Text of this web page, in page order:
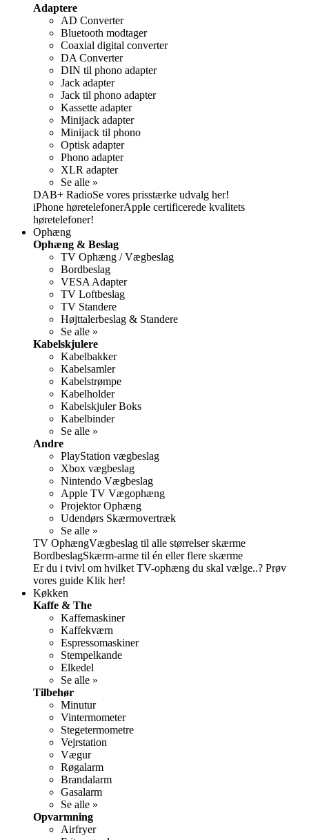
Adaptere
AD Converter
Bluetooth modtager
Coaxial digital converter
DA Converter
DIN til phono adapter
Jack adapter
Jack til phono adapter
Kassette adapter
Minijack adapter
Minijack til phono
Optisk adapter
Phono adapter
XLR adapter
Se alle »
DAB+ RadioSe vores prisstærke udvalg her!
iPhone høretelefonerApple certificerede kvalitets
høretelefoner!
Ophæng
Ophæng & Beslag
TV Ophæng / Vægbeslag
Bordbeslag
VESA Adapter
TV Loftbeslag
TV Standere
Højttalerbeslag & Standere
Se alle »
Kabelskjulere
Kabelbakker
Kabelsamler
Kabelstrømpe
Kabelholder
Kabelskjuler Boks
Kabelbinder
Se alle »
Andre
PlayStation vægbeslag
Xbox vægbeslag
Nintendo Vægbeslag
Apple TV Vægophæng
Projektor Ophæng
Udendørs Skærmovertræk
Se alle »
TV OphængVægbeslag til alle størrelser skærme
BordbeslagSkærm-arme til én eller flere skærme
Er du i tvivl om hvilket TV-ophæng du skal vælge..? Prøv
vores guide Klik her!
Køkken
Kaffe & The
Kaffemaskiner
Kaffekværn
Espressomaskiner
Stempelkande
Elkedel
Se alle »
Tilbehør
Minutur
Vintermometer
Stegetermometre
Vejrstation
Vægur
Røgalarm
Brandalarm
Gasalarm
Se alle »
Opvarmning
Airfryer